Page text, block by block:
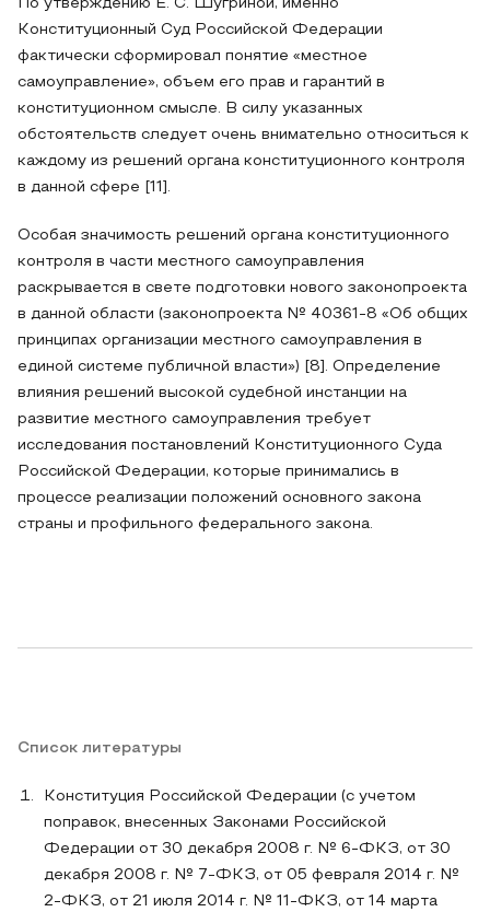
По утверждению Е. С. Шугриной, именно
Конституционный Суд Российской Федерации
фактически сформировал понятие «местное
самоуправление», объем его прав и гарантий в
конституционном смысле. В силу указанных
обстоятельств следует очень внимательно относиться к
каждому из решений органа конституционного контроля
в данной сфере [11].
Особая значимость решений органа конституционного
контроля в части местного самоуправления
раскрывается в свете подготовки нового законопроекта
в данной области (законопроекта № 40361-8 «Об общих
принципах организации местного самоуправления в
единой системе публичной власти») [8]. Определение
влияния решений высокой судебной инстанции на
развитие местного самоуправления требует
исследования постановлений Конституционного Суда
Российской Федерации, которые принимались в
процессе реализации положений основного закона
страны и профильного федерального закона.
Список литературы
Конституция Российской Федерации (с учетом
поправок, внесенных Законами Российской
Федерации от 30 декабря 2008 г. № 6-ФКЗ, от 30
декабря 2008 г. № 7-ФКЗ, от 05 февраля 2014 г. №
2-ФКЗ, от 21 июля 2014 г. № 11-ФКЗ, от 14 марта